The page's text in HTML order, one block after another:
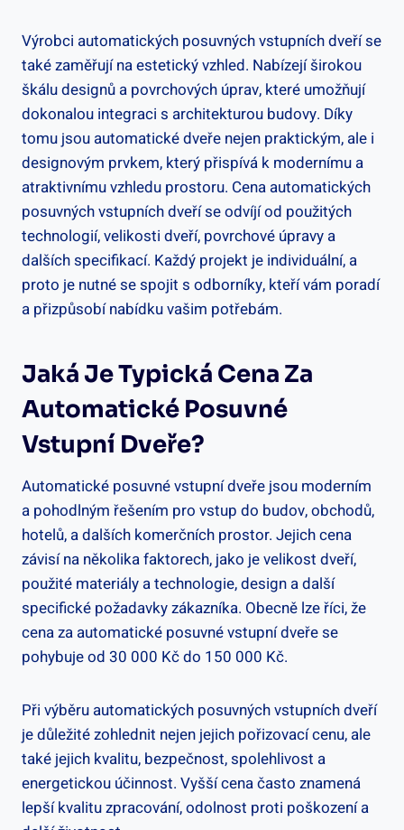
Výrobci automatických posuvných vstupních dveří‌ se‌
také zaměřují na estetický vzhled. Nabízejí širokou
⁤škálu designů a povrchových úprav, ‍které umožňují
dokonalou ⁢integraci⁣ s architekturou budovy.​ Díky​
tomu jsou automatické‍ dveře nejen praktickým, ale i
designovým prvkem, který přispívá k⁣ modernímu a
‍atraktivnímu vzhledu prostoru. Cena automatických
posuvných⁤ vstupních ⁣dveří se odvíjí ‍od použitých
technologií, velikosti dveří, povrchové úpravy a
dalších specifikací. Každý projekt​ je individuální, a
proto je nutné se‌ spojit ‍s odborníky, kteří vám poradí
a přizpůsobí nabídku vašim⁤ potřebám.
Jaká Je ‍typická ⁢cena Za
Automatické Posuvné
Vstupní Dveře?
Automatické posuvné vstupní dveře ⁢jsou moderním
a pohodlným řešením pro vstup ‌do budov, obchodů,
hotelů,⁢ a dalších komerčních prostor. Jejich cena
závisí ⁤na několika​ faktorech, jako‌ je⁢ velikost dveří,
‍použité materiály a technologie, design a další
specifické požadavky zákazníka.⁢ Obecně lze ⁤říci, že
cena za automatické posuvné vstupní⁢ dveře ‌se
pohybuje ​od 30 000 Kč do 150 ‌000 Kč.
Při ​výběru automatických​ posuvných vstupních dveří
je důležité ​zohlednit nejen jejich pořizovací ⁣cenu, ale
také jejich kvalitu, bezpečnost, spolehlivost a
energetickou účinnost.​ Vyšší cena často znamená
lepší kvalitu ⁢zpracování, odolnost proti poškození a